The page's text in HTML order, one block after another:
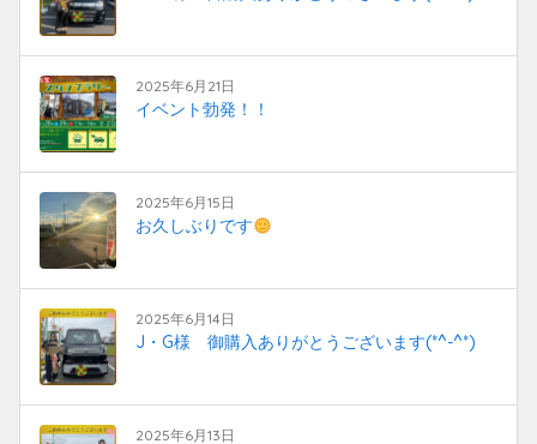
2025年6月21日
イベント勃発！！
2025年6月15日
お久しぶりです
2025年6月14日
J・G様 御購入ありがとうございます(*^-^*)
2025年6月13日